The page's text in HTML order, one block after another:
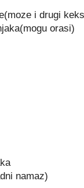
i drugi
orasi)
namaz)